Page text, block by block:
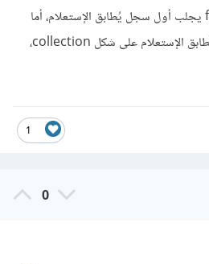
الفرق بين first و get أن first يجلب أول سجل يُطابق الإستعلام، أما
get تجلب كل السجلات التي تُطابق الإستعلام على شكل collection،
1
0